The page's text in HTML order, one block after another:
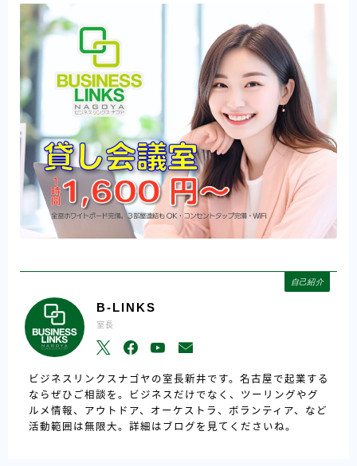
自己紹介
B-LINKS
室長
ビジネスリンクスナゴヤの室長新井です。名古屋で起業する
ならぜひご相談を。ビジネスだけでなく、ツーリングやグ
ルメ情報、アウトドア、オーケストラ、ボランティア、など
活動範囲は無限大。詳細はブログを見てくださいね。